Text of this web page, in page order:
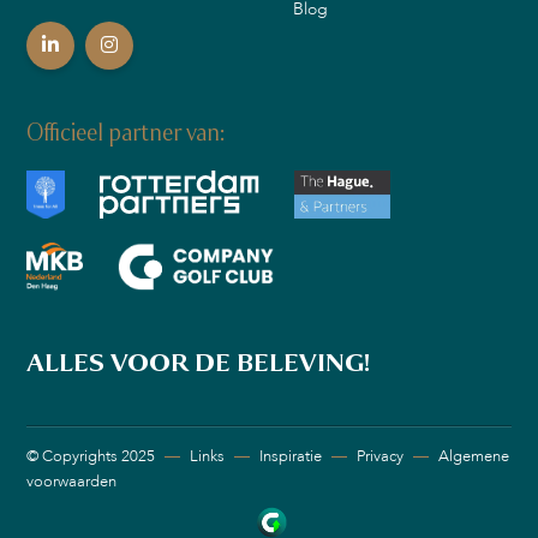
Blog
Officieel partner van:
ALLES VOOR DE BELEVING!
© Copyrights 2025 — Links — Inspiratie — Privacy — Algemene
voorwaarden